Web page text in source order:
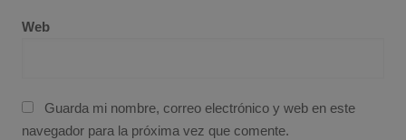
Web
Guarda mi nombre, correo electrónico y web en este
navegador para la próxima vez que comente.